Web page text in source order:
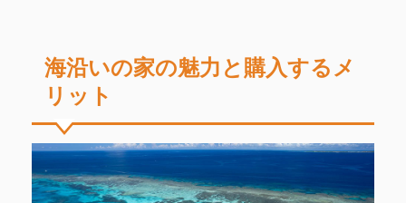
海沿いの家の魅力と購入するメ
リット